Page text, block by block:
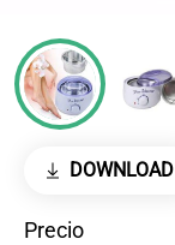
DOWNLOAD
Precio